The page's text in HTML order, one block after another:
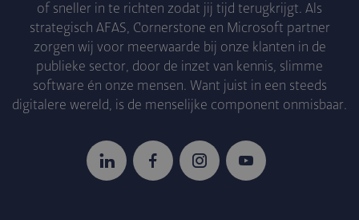
of sneller in te richten zodat jij tijd terugkrijgt. Als
strategisch AFAS, Cornerstone en Microsoft partner
zorgen wij voor meerwaarde bij onze klanten in de
publieke sector, door de inzet van kennis, slimme
software én onze mensen. Want juist in een steeds
digitalere wereld, is de menselijke component onmisbaar.